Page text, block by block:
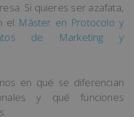
Si quieres ser azafata,
el Máster en Protocolo y
de Marketing y
en qué se diferencian
y qué funciones